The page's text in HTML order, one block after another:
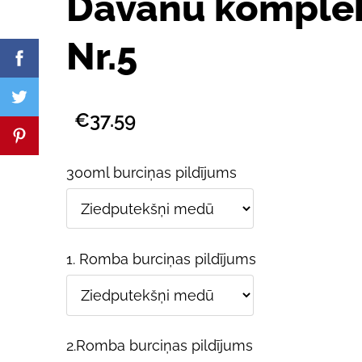
Nr.5
€37.59
300ml burciņas pildījums
1. Romba burciņas pildījums
2.Romba burciņas pildījums